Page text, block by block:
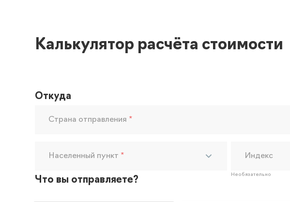
Калькулятор расчёта стоимости
Откуда
Страна отправления *
Населенный пункт * Индекс
Необязательно
Что вы отправляете?